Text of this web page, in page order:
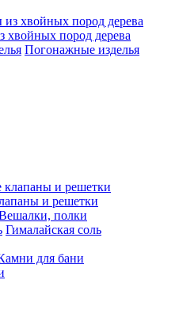
пород дерева
Погонажные изделья
и решетки
полки
Гималайская соль
для бани